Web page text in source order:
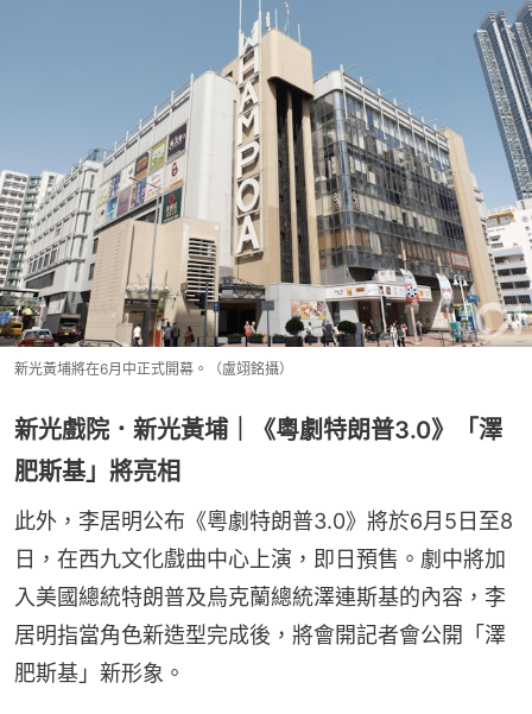
新光黃埔將在6月中正式開幕。（盧翊銘攝）
新光戲院．新光黃埔｜《粵劇特朗普3.0》「澤
肥斯基」將亮相
此外，李居明公布《粵劇特朗普3.0》將於6月5日至8
日，在西九文化戲曲中心上演，即日預售。劇中將加
入美國總統特朗普及烏克蘭總統澤連斯基的內容，李
居明指當角色新造型完成後，將會開記者會公開「澤
肥斯基」新形象。